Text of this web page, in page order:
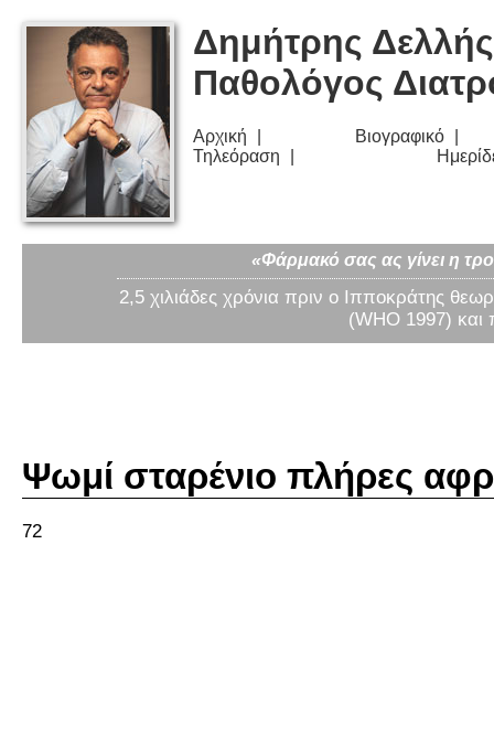
Δημήτρης
Παθολόγος
Αρχική
Βιογραφικό
Τηλεόραση
«Φάρμακό σας ας γίνει η
2,5 χιλιάδες χρόνια πριν ο Ιπποκράτης
(WHO 1997) και
Ψωμί σταρένιο πλήρες
72